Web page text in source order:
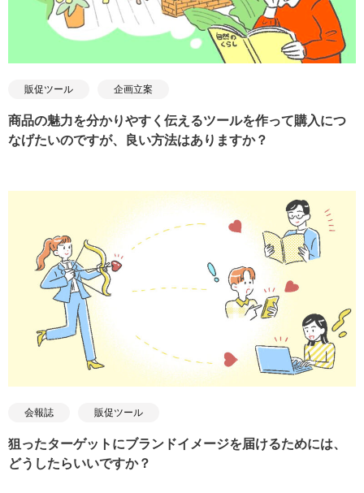
販促ツール 企画立案
商品の魅力を分かりやすく伝えるツールを作って購入につ
なげたいのですが、良い方法はありますか？
会報誌 販促ツール
狙ったターゲットにブランドイメージを届けるためには、
どうしたらいいですか？